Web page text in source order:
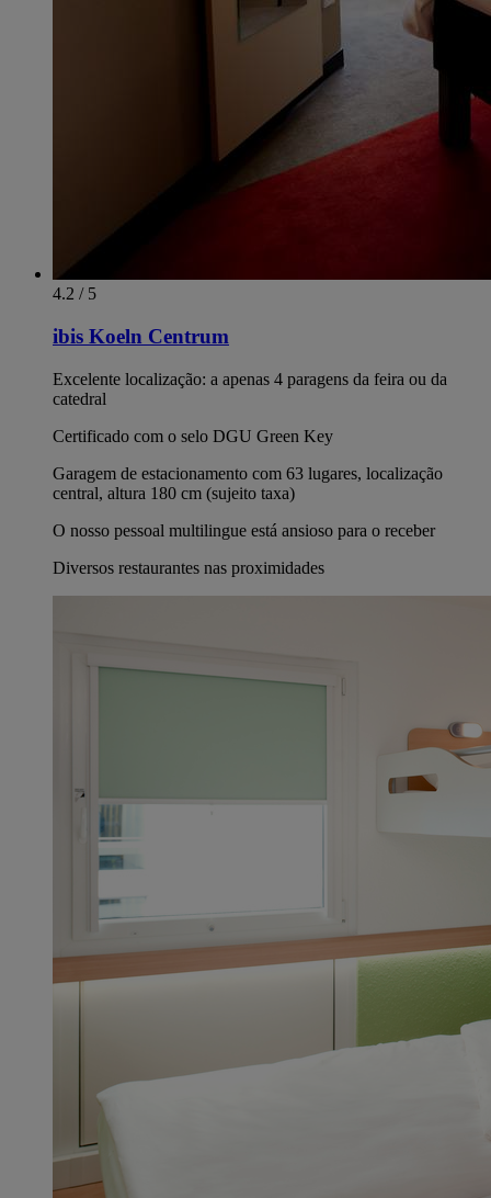
4.2 / 5
ibis Koeln Centrum
Excelente localização: a apenas 4 paragens da feira ou da
catedral
Certificado com o selo DGU Green Key
Garagem de estacionamento com 63 lugares, localização
central, altura 180 cm (sujeito taxa)
O nosso pessoal multilingue está ansioso para o receber
Diversos restaurantes nas proximidades